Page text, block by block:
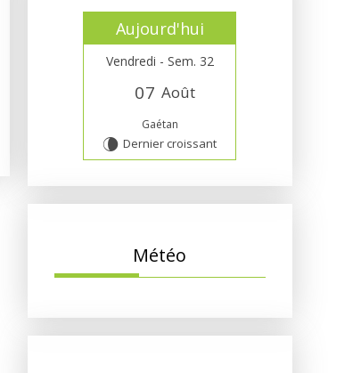
Aujourd'hui
Vendredi - Sem. 32
07 Août
Gaétan
V Dernier croissant
Météo